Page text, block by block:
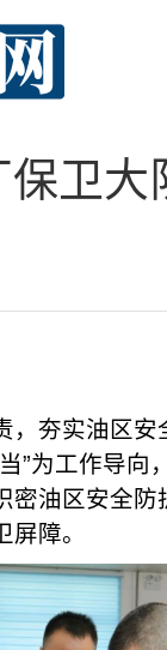
卫
，夯实油区
”为工作导向
密油区安全
障。